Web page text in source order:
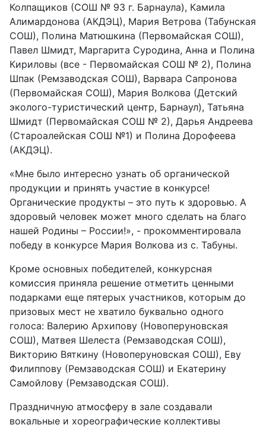
Колпащиков (СОШ № 93 г. Барнаула), Камила
Алимардонова (АКДЭЦ), Мария Ветрова (Табунская
СОШ), Полина Матюшкина (Первомайская СОШ),
Павел Шмидт, Маргарита Суродина, Анна и Полина
Кириловы (все - Первомайская СОШ № 2), Полина
Шпак (Ремзаводская СОШ), Варвара Сапронова
(Первомайская СОШ), Мария Волкова (Детский
эколого-туристический центр, Барнаул), Татьяна
Шмидт (Первомайская СОШ № 2), Дарья Андреева
(Староалейская СОШ №1) и Полина Дорофеева
(АКДЭЦ).
«Мне было интересно узнать об органической
продукции и принять участие в конкурсе!
Органические продукты – это путь к здоровью. А
здоровый человек может много сделать на благо
нашей Родины – России!», - прокомментировала
победу в конкурсе Мария Волкова из с. Табуны.
Кроме основных победителей, конкурсная
комиссия приняла решение отметить ценными
подарками еще пятерых участников, которым до
призовых мест не хватило буквально одного
голоса: Валерию Архипову (Новоперуновская
СОШ), Матвея Шелеста (Ремзаводская СОШ),
Викторию Вяткину (Новоперуновская СОШ), Еву
Филиппову (Ремзаводская СОШ) и Екатерину
Самойлову (Ремзаводская СОШ).
Праздничную атмосферу в зале создавали
вокальные и хореографические коллективы